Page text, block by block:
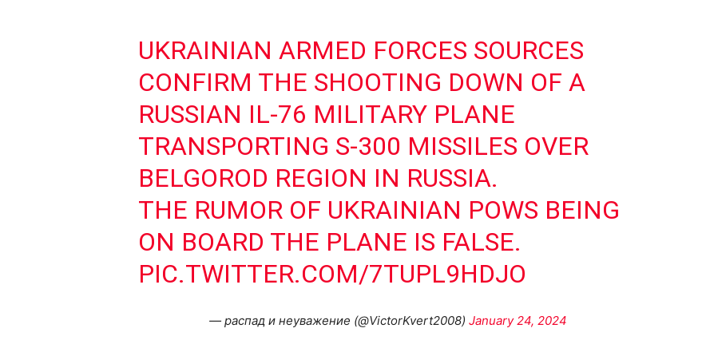
UKRAINIAN ARMED FORCES SOURCES
CONFIRM THE SHOOTING DOWN OF A
RUSSIAN IL-76 MILITARY PLANE
TRANSPORTING S-300 MISSILES OVER
BELGOROD REGION IN RUSSIA.
THE RUMOR OF UKRAINIAN POWS BEING
ON BOARD THE PLANE IS FALSE.
PIC.TWITTER.COM/7TUPL9HDJO
— распад и неуважение (@VictorKvert2008) January 24, 2024